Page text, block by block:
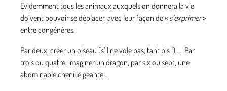
Evidemment tous les animaux auxquels on donnera la vie
doivent pouvoir se déplacer, avec leur façon de « s’exprimer»
entre congénères.
Par deux, créer un oiseau (s’il ne vole pas, tant pis !), … Par
trois ou quatre, imaginer un dragon, par six ou sept, une
abominable chenille géante…